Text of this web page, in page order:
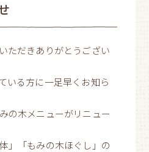
ただきありがとうござい
いる方に一足早くお知ら
の木メニューがリニュー
」「もみの木ほぐし」の